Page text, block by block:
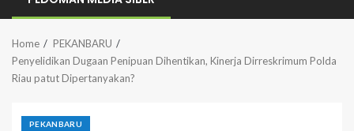
Home
PEKANBARU
Penyelidikan Dugaan Penipuan Dihentikan, Kinerja Dirreskrimum Polda
Riau patut Dipertanyakan?
PEKANBARU